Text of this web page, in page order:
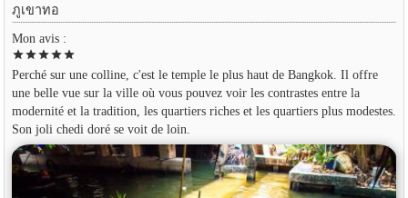
ภูเขาทอ
Mon avis :
starstarstarstarstar
Perché sur une colline, c'est le temple le plus haut de Bangkok. Il offre
une belle vue sur la ville où vous pouvez voir les contrastes entre la
modernité et la tradition, les quartiers riches et les quartiers plus modestes.
Son joli chedi doré se voit de loin.